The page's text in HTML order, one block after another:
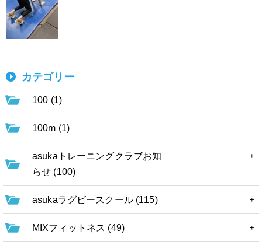
カテゴリー
100 (1)
100m (1)
asukaトレーニングクラブお知
らせ (100)
asukaラグビースクール (115)
MIXフィットネス (49)